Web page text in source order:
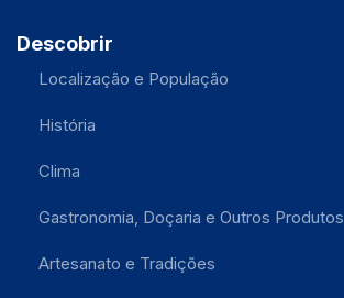
Descobrir
Localização e População
História
Clima
Gastronomia, Doçaria e Outros Produtos
Artesanato e Tradições